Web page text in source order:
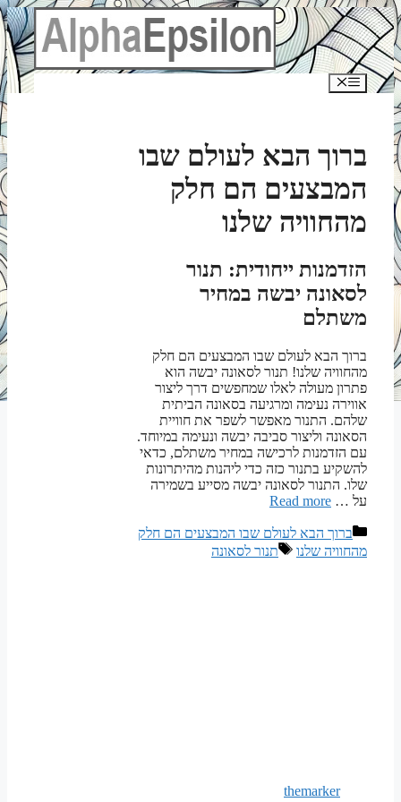
לדלג
לתוכן
תפריט
ברוך הבא לעולם שבו
המבצעים הם חלק
מהחוויה שלנו
הזדמנות ייחודית: תנור
לסאונה יבשה במחיר
משתלם
ברוך הבא לעולם שבו המבצעים הם חלק
מהחוויה שלנו! תנור לסאונה יבשה הוא
פתרון מעולה לאלו שמחפשים דרך ליצור
אווירה נעימה ומרגיעה בסאונה הביתית
שלהם. התנור מאפשר לשפר את חוויית
הסאונה וליצור סביבה יבשה ונעימה במיוחד.
עם הזדמנות לרכישה במחיר משתלם, כדאי
להשקיע בתנור כזה כדי ליהנות מהיתרונות
שלו. התנור לסאונה יבשה מסייע בשמירה
על … Read more
קטגוריות
ברוך הבא לעולם שבו המבצעים הם חלק
מהחוויה שלנו
תגיות
תנור לסאונה
themarker